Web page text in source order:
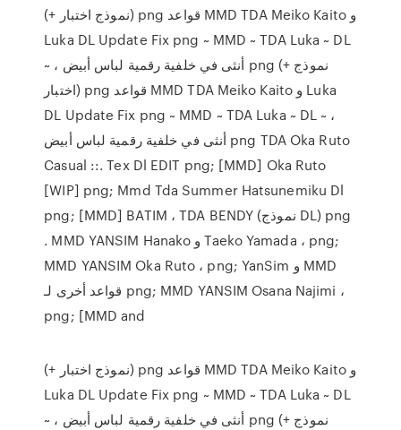
(+ نموذج اختبار) png قواعد MMD TDA Meiko Kaito و
Luka DL Update Fix png ~ MMD ~ TDA Luka ~ DL
~ ، أنثى في خلفية رقمية لباس أبيض png (+ نموذج
اختبار) png قواعد MMD TDA Meiko Kaito و Luka
DL Update Fix png ~ MMD ~ TDA Luka ~ DL ~ ،
أنثى في خلفية رقمية لباس أبيض png TDA Oka Ruto
Casual ::. Tex Dl EDIT png; [MMD] Oka Ruto
[WIP] png; Mmd Tda Summer Hatsunemiku Dl
png; [MMD] BATIM ، TDA BENDY (نموذج DL) png
. MMD YANSIM Hanako و Taeko Yamada ، png;
MMD YANSIM Oka Ruto ، png; YanSim و MMD
قواعد أخرى لـ png; MMD YANSIM Osana Najimi ،
png; [MMD and
(+ نموذج اختبار) png قواعد MMD TDA Meiko Kaito و
Luka DL Update Fix png ~ MMD ~ TDA Luka ~ DL
~ ، أنثى في خلفية رقمية لباس أبيض png (+ نموذج